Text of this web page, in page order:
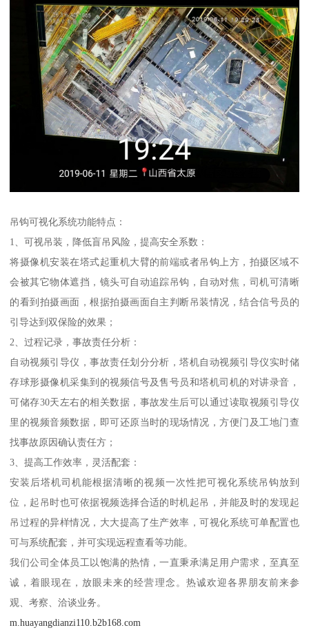
吊钩可视化系统功能特点：
1、可视吊装，降低盲吊风险，提高安全系数：
将摄像机安装在塔式起重机大臂的前端或者吊钩上方，拍摄区域不
会被其它物体遮挡，镜头可自动追踪吊钩，自动对焦，司机可清晰
的看到拍摄画面，根据拍摄画面自主判断吊装情况，结合信号员的
引导达到双保险的效果；
2、过程记录，事故责任分析：
自动视频引导仪，事故责任划分分析，塔机自动视频引导仪实时储
存球形摄像机采集到的视频信号及售号员和塔机司机的对讲录音，
可储存30天左右的相关数据，事故发生后可以通过读取视频引导仪
里的视频音频数据，即可还原当时的现场情况，方便门及工地门查
找事故原因确认责任方；
3、提高工作效率，灵活配套：
安装后塔机司机能根据清晰的视频一次性把可视化系统吊钩放到
位，起吊时也可依据视频选择合适的时机起吊，并能及时的发现起
吊过程的异样情况，大大提高了生产效率，可视化系统可单配置也
可与系统配套，并可实现远程查看等功能。
我们公司全体员工以饱满的热情，一直秉承满足用户需求，至真至
诚，着眼现在，放眼未来的经营理念。热诚欢迎各界朋友前来参
观、考察、洽谈业务。
m.huayangdianzi110.b2b168.com